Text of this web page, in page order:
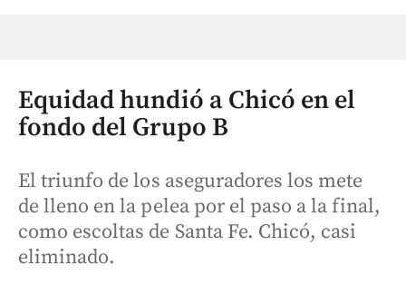
Equidad hundió a Chicó en el
fondo del Grupo B
El triunfo de los aseguradores los mete
de lleno en la pelea por el paso a la final,
como escoltas de Santa Fe. Chicó, casi
eliminado.